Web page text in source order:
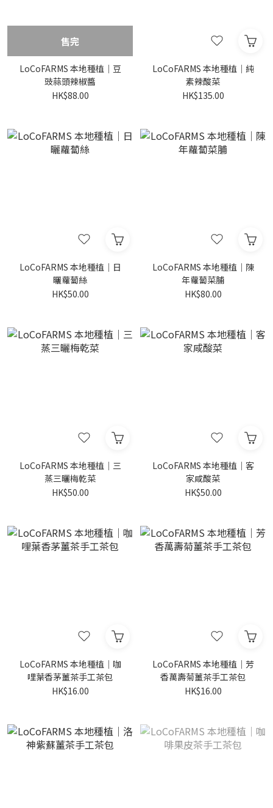
售完
LoCoFARMS 本地種植｜豆
豉蒜頭辣椒醬
HK$88.00
LoCoFARMS 本地種植｜純
素辣酸菜
HK$135.00
LoCoFARMS 本地種植｜日
曬蘿蔔絲
HK$50.00
LoCoFARMS 本地種植｜陳
年蘿蔔菜脯
HK$80.00
LoCoFARMS 本地種植｜三
蒸三曬梅乾菜
HK$50.00
LoCoFARMS 本地種植｜客
家咸酸菜
HK$50.00
LoCoFARMS 本地種植｜咖
哩葉香茅薑茶手工茶包
HK$16.00
LoCoFARMS 本地種植｜芳
香萬壽菊薑茶手工茶包
HK$16.00